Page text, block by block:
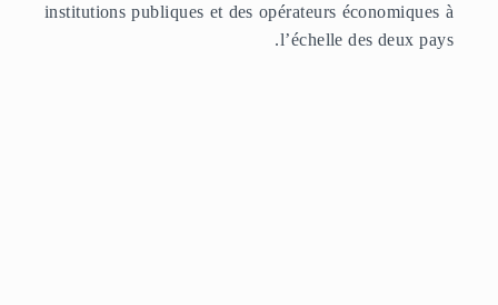
institutions publiques et des opérateurs économiques à
l’échelle des deux pays.